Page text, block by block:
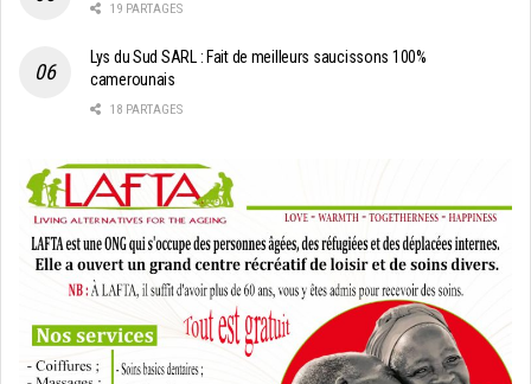
19 PARTAGES
Lys du Sud SARL : Fait de meilleurs saucissons 100%
camerounais
18 PARTAGES